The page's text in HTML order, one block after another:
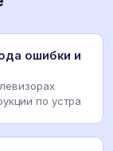
ошибки и
по устра